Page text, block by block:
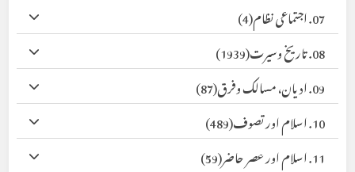
07. اجتماعی نظام
(4)
08. تاریخ وسیرت
(1939)
09. ادیان، مسالک وفرق
(87)
10. اسلام اور تصوف
(489)
11. اسلام اور عصر حاضر
(59)